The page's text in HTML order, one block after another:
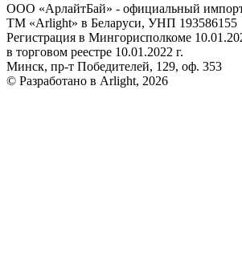
ООО «АрлайтБай» - официальный
ТМ «Arlight» в Беларуси, УНП 193586155
Регистрация в Мингорисполкоме
в торговом реестре 10.01.2022 г.
Минск, пр-т Победителей, 129, оф. 353
© Разработано в Arlight, 2026